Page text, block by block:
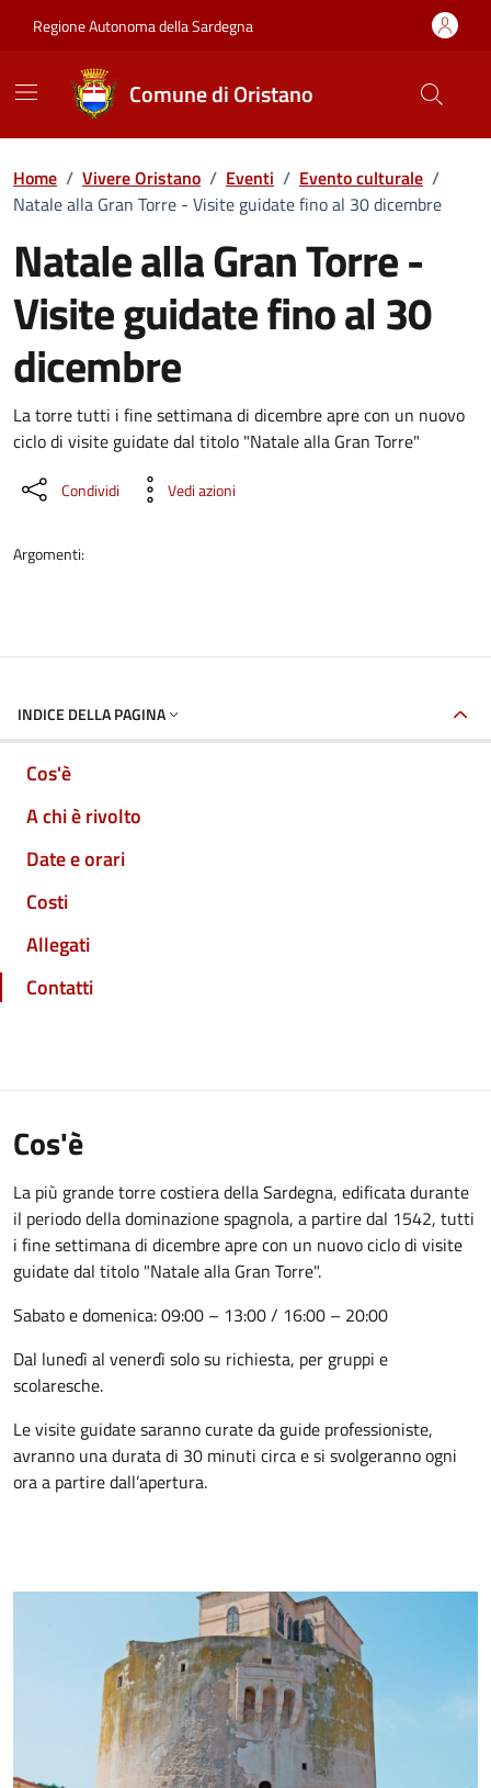
Regione Autonoma della Sardegna
Comune di Oristano
Home / Vivere Oristano / Eventi / Evento culturale /
Natale alla Gran Torre - Visite guidate fino al 30 dicembre
Natale alla Gran Torre -
Visite guidate fino al 30
dicembre
Dettaglio dell'evento
La torre tutti i fine settimana di dicembre apre con un nuovo
ciclo di visite guidate dal titolo "Natale alla Gran Torre"
Condividi Vedi azioni
Argomenti:
INDICE DELLA PAGINA
Cos'è
A chi è rivolto
Date e orari
Costi
Allegati
Contatti
Cos'è
La più grande torre costiera della Sardegna, edificata durante
il periodo della dominazione spagnola, a partire dal 1542, tutti
i fine settimana di dicembre apre con un nuovo ciclo di visite
guidate dal titolo "Natale alla Gran Torre".
Sabato e domenica: 09:00 – 13:00 / 16:00 – 20:00
Dal lunedì al venerdì solo su richiesta, per gruppi e
scolaresche.
Le visite guidate saranno curate da guide professioniste,
avranno una durata di 30 minuti circa e si svolgeranno ogni
ora a partire dall’apertura.